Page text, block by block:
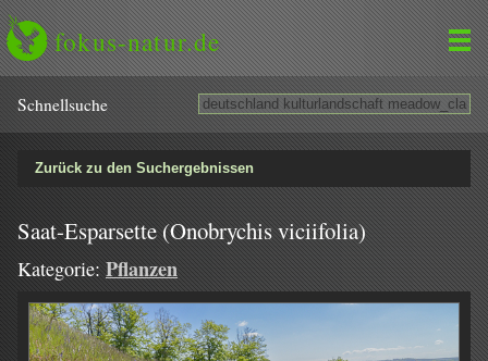
fokus-natur.de
Schnell­suche
Zurück zu den Suchergebnissen
Saat-Esparsette (Onobrychis viciifolia)
Kategorie: Pflanzen